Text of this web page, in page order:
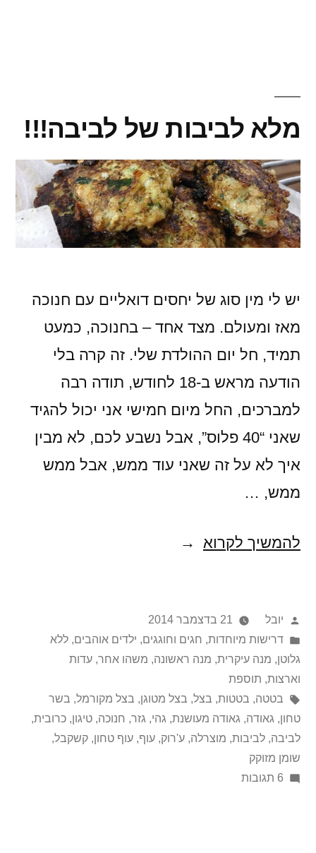
מלא לביבות של לביבה!!!
יש לי מין סוג של יחסים דואליים עם חנוכה
מאז ומעולם. מצד אחד – בחנוכה, כמעט
תמיד, חל יום ההולדת שלי. זה קרה בלי
הודעה מראש ב-18 לחודש, תודה רבה
למברכים, החל מיום חמישי אני יכול להגיד
שאני “40 פלוס”, אבל נשבע לכם, לא מבין
איך לא על זה שאני עוד ממש, אבל ממש
ממש, …
להמשיך לקרוא מלא
לביבה!!!
פורסם
על
ידי
יובל
21 בדצמבר 2014
Posted
in
דרישות מיוחדות, חגים וחוגגים, ילדים אוהבים, ללא
גלוטן, מנה עיקרית, מנה ראשונה, משהו אחר, עדות
וארצות, תוספת
תגיות:
בטטה, בטטות, בצל, בצל מטוגן, בצל מקורמל, בשר
טחון, גאודה, גאודה מעושנת, גהי, גזר, חנוכה, טיגון, כרובית,
לביבה, לביבות, מוצרלה, ע'רוק, עוף, עוף טחון, קשקבל,
שומן מזוקק
6 תגובות
על